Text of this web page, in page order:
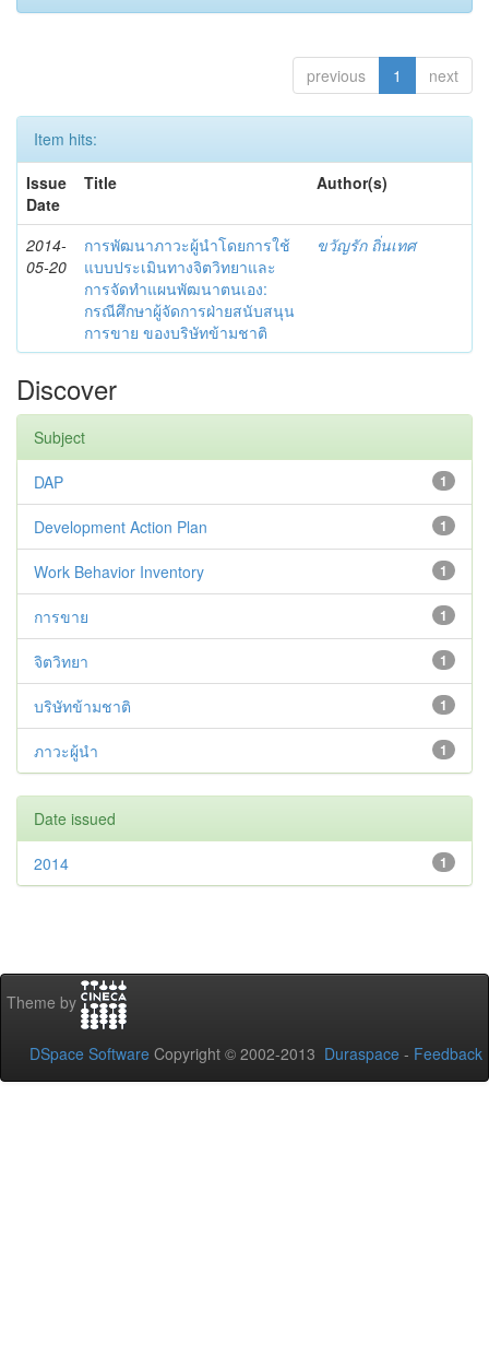
previous 1 next
Item hits:
Issue
Date
Title Author(s)
2014-
05-20
การพัฒนาภาวะผู้นำโดยการใช้
แบบประเมินทางจิตวิทยาและ
การจัดทำแผนพัฒนาตนเอง:
กรณีศึกษาผู้จัดการฝ่ายสนับสนุน
การขาย ของบริษัทข้ามชาติ
ขวัญรัก ถิ่นเทศ
Discover
Subject
1
DAP
1
Development Action Plan
1
Work Behavior Inventory
1
การขาย
1
จิตวิทยา
1
บริษัทข้ามชาติ
1
ภาวะผู้นำ
Date issued
1
2014
Theme by
DSpace Software Copyright © 2002-2013 Duraspace - Feedback